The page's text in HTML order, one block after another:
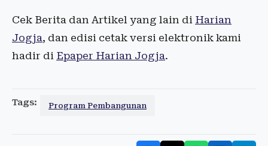
Cek Berita dan Artikel yang lain di Harian
Jogja, dan edisi cetak versi elektronik kami
hadir di Epaper Harian Jogja.
Tags: Program Pembangunan